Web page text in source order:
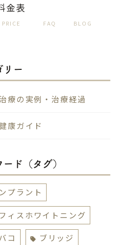
金表
PRICE FAQ BLOG
ード（タグ）
プラント
ィスホワイトニング
コ
ブリッジ
リー
療の実例・治療経過
康ガイド